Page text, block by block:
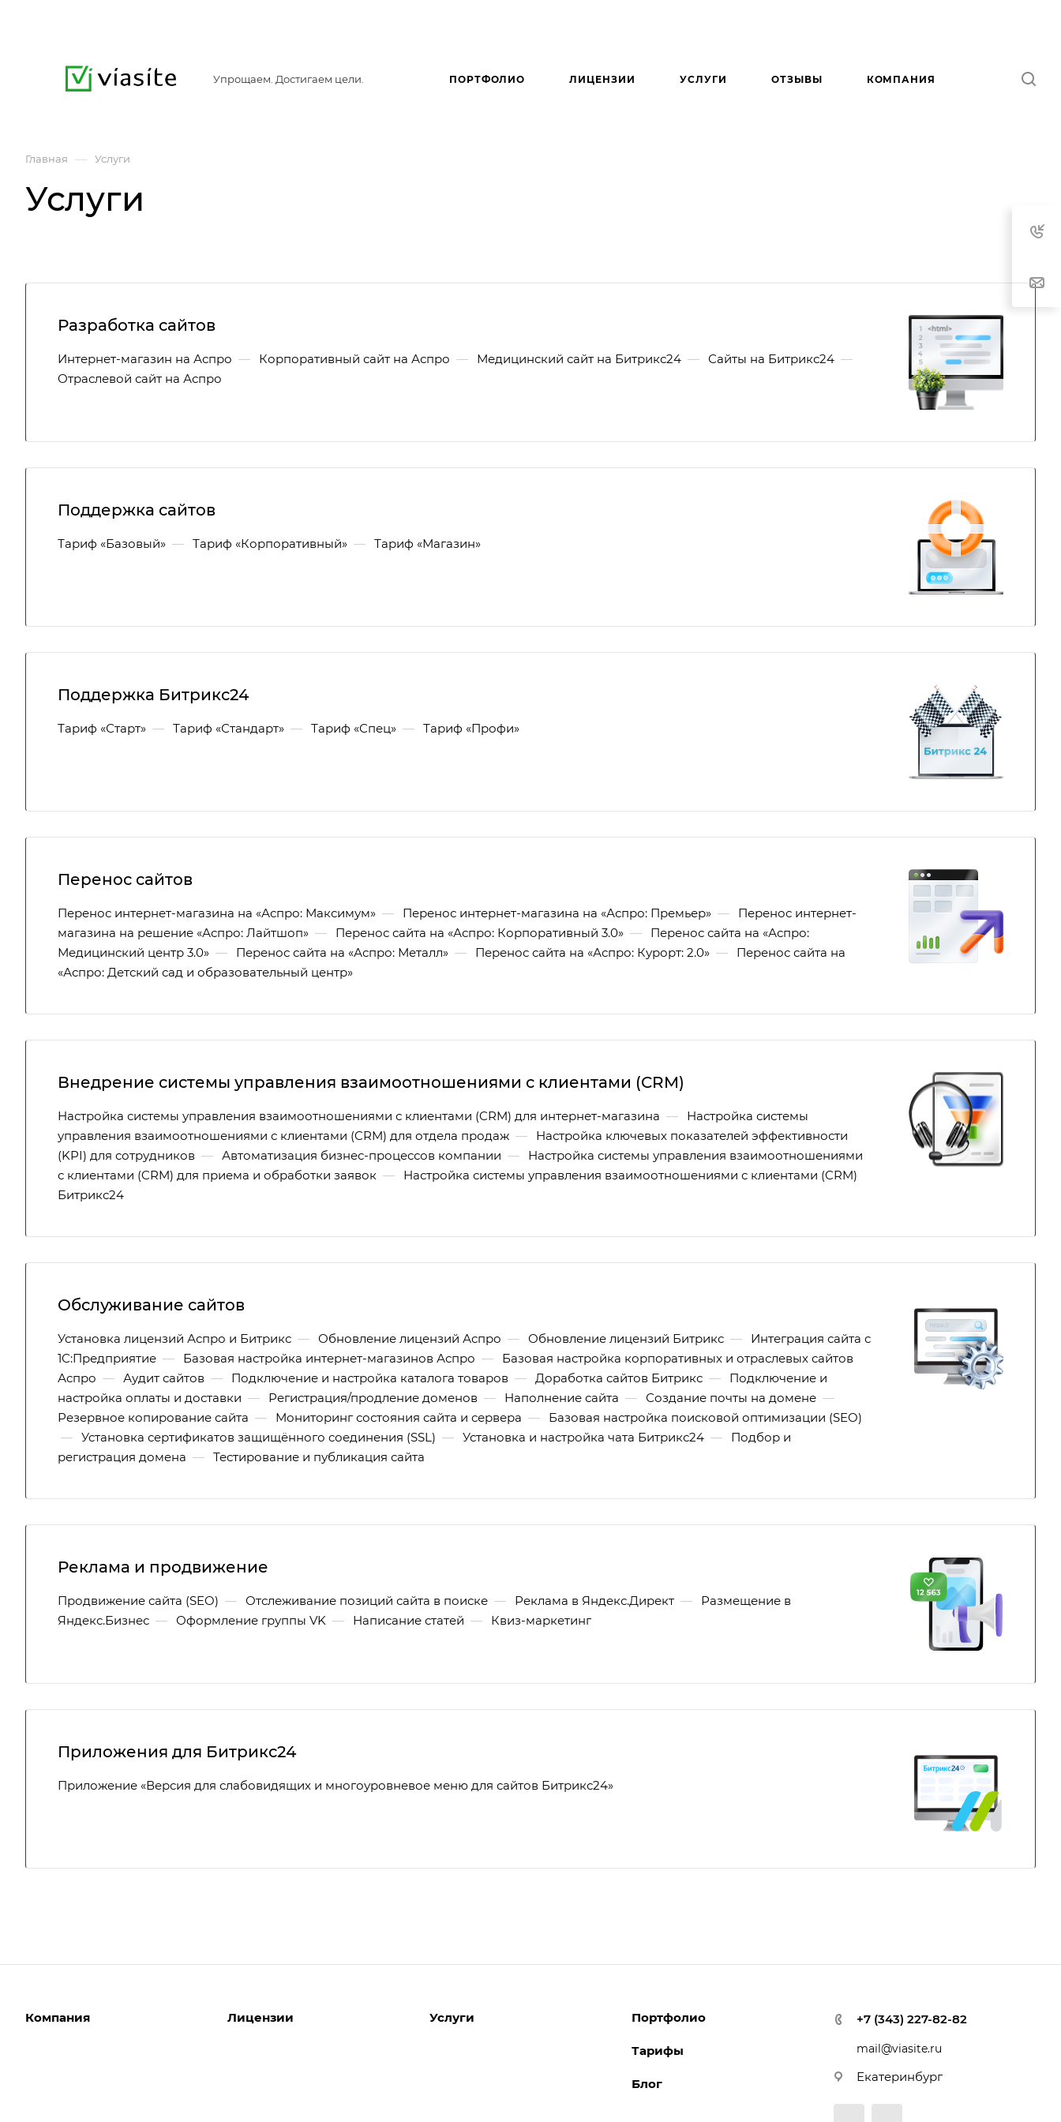
Упрощаем. Достигаем цели. ПОРТФОЛИО ЛИЦЕНЗИИ УСЛУГИ ОТЗЫВЫ КОМПАНИЯ
Главная — Услуги
Услуги
Разработка сайтов
Интернет-магазин на Аспро — Корпоративный сайт на Аспро — Медицинский сайт на Битрикс24 — Сайты на Битрикс24 —
Отраслевой сайт на Аспро
Поддержка сайтов
Тариф «Базовый» — Тариф «Корпоративный» — Тариф «Магазин»
Поддержка Битрикс24
Тариф «Старт» — Тариф «Стандарт» — Тариф «Спец» — Тариф «Профи»
Перенос сайтов
Перенос интернет-магазина на «Аспро: Максимум» — Перенос интернет-магазина на «Аспро: Премьер» —
Перенос интернет-
магазина на решение «Аспро: Лайтшоп» — Перенос сайта на «Аспро: Корпоративный 3.0» —
Перенос сайта на «Аспро:
Медицинский центр 3.0» — Перенос сайта на «Аспро: Металл» — Перенос сайта на «Аспро: Курорт: 2.0» —
Перенос сайта на
«Аспро: Детский сад и образовательный центр»
Внедрение системы управления взаимоотношениями с клиентами (CRM)
Настройка системы управления взаимоотношениями с клиентами (CRM) для интернет-магазина —
Настройка системы
управления взаимоотношениями с клиентами (CRM) для отдела продаж —
Настройка ключевых показателей эффективности
(KPI) для сотрудников — Автоматизация бизнес-процессов компании —
Настройка системы управления взаимоотношениями
с клиентами (CRM) для приема и обработки заявок —
Настройка системы управления взаимоотношениями с клиентами (CRM)
Битрикс24
Обслуживание сайтов
Установка лицензий Аспро и Битрикс — Обновление лицензий Аспро — Обновление лицензий Битрикс —
Интеграция сайта с
1С:Предприятие — Базовая настройка интернет-магазинов Аспро —
Базовая настройка корпоративных и отраслевых сайтов
Аспро — Аудит сайтов — Подключение и настройка каталога товаров — Доработка сайтов Битрикс —
Подключение и
настройка оплаты и доставки — Регистрация/продление доменов — Наполнение сайта — Создание почты на домене —
Резервное копирование сайта — Мониторинг состояния сайта и сервера —
Базовая настройка поисковой оптимизации (SEO)
— Установка сертификатов защищённого соединения (SSL) — Установка и настройка чата Битрикс24 —
Подбор и
регистрация домена — Тестирование и публикация сайта
Реклама и продвижение
Продвижение сайта (SEO) — Отслеживание позиций сайта в поиске — Реклама в Яндекс.Директ —
Размещение в
Яндекс.Бизнес — Оформление группы VK — Написание статей — Квиз-маркетинг
Приложения для Битрикс24
Приложение «Версия для слабовидящих и многоуровневое меню для сайтов Битрикс24»
Компания Лицензии Услуги Портфолио
Тарифы
Блог
+7 (343) 227-82-82
mail@viasite.ru
Екатеринбург